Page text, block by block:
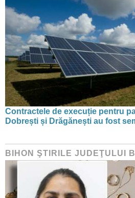
Contractele de execuție pentru
Dobrești și Drăgănești au fost
BIHON ŞTIRILE JUDEŢULUI